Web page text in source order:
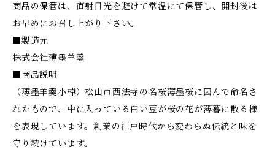
商品の保管は、直射日光を避けて常温にて保管し、開封後は
お早めにお召し上がり下さい。
■製造元
株式会社薄墨羊羹
■商品説明
（薄墨羊羹小棹）松山市西法寺の名桜薄墨桜に因んで命名さ
れたもので、中に入っている白い豆が桜の花が薄暮に散る様
を表現しています。創業の江戸時代から変わらぬ伝統と味を
守り続けています。